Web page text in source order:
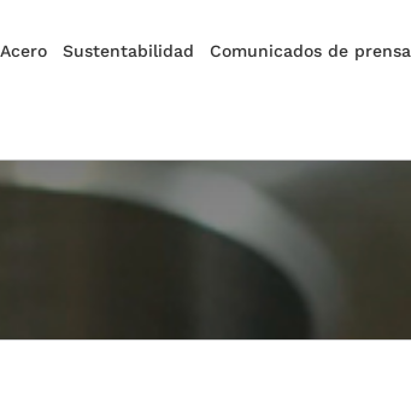
Acero Sustentabilidad Comunicados de prensa